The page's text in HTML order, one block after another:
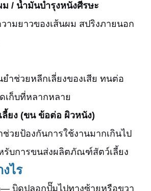
ม / น้ำมันบำรุงหนังศีรษะ
มยาวของเส้นผม สปริงภายนอก
ำช่วยหลีกเลี่ยงของเสีย ทนต่อ
เก็บที่หลากหลาย
ลี้ยง (ขน ข้อต่อ ผิวหนัง)
วยป้องกันการใช้งานมากเกินไป
บการขนส่งผลิตภัณฑ์สัตว์เลี้ยง
ไร
— บิดปลอกปั๊มไปทางซ้ายหรือขวา